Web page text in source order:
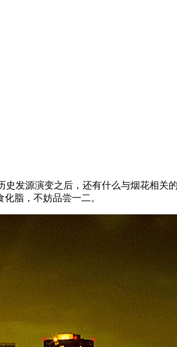
发源演变之后，还有什么与烟花相关
脂，不妨品尝一二。